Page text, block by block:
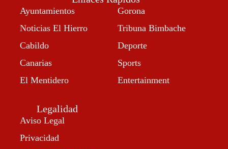
Ayuntamientos
Noticias El Hierro
Cabildo
Canarias
El Mentidero
Gorona
Tribuna Bimbache
Deporte
Sports
Entertainment
Legalidad
Aviso Legal
Privacidad